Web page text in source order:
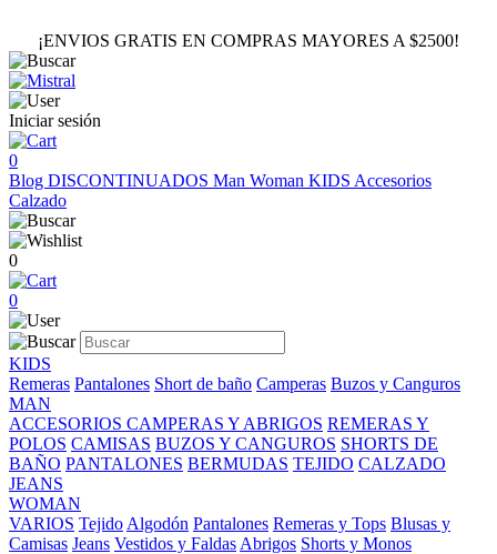
¡ENVIOS GRATIS EN COMPRAS MAYORES A $2500!
Iniciar sesión
0
Blog DISCONTINUADOS Man Woman KIDS Accesorios
Calzado
0
0
KIDS
Remeras Pantalones Short de baño Camperas Buzos y Canguros
MAN
ACCESORIOS CAMPERAS Y ABRIGOS REMERAS Y
POLOS CAMISAS BUZOS Y CANGUROS SHORTS DE
BAÑO PANTALONES BERMUDAS TEJIDO CALZADO
JEANS
WOMAN
VARIOS Tejido Algodón Pantalones Remeras y Tops Blusas y
Camisas Jeans Vestidos y Faldas Abrigos Shorts y Monos